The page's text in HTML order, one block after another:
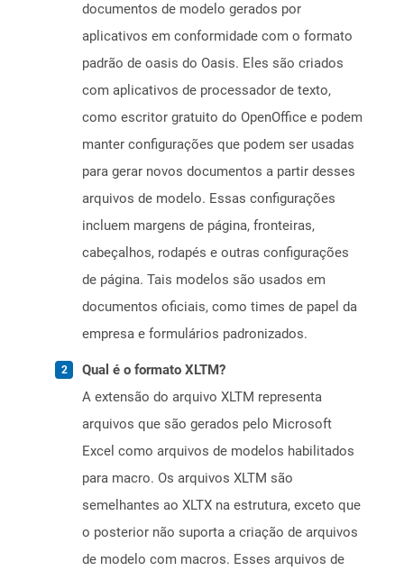
documentos de modelo gerados por
aplicativos em conformidade com o formato
padrão de oasis do Oasis. Eles são criados
com aplicativos de processador de texto,
como escritor gratuito do OpenOffice e podem
manter configurações que podem ser usadas
para gerar novos documentos a partir desses
arquivos de modelo. Essas configurações
incluem margens de página, fronteiras,
cabeçalhos, rodapés e outras configurações
de página. Tais modelos são usados ​​em
documentos oficiais, como times de papel da
empresa e formulários padronizados.
Qual é o formato XLTM?
A extensão do arquivo XLTM representa
arquivos que são gerados pelo Microsoft
Excel como arquivos de modelos habilitados
para macro. Os arquivos XLTM são
semelhantes ao XLTX na estrutura, exceto que
o posterior não suporta a criação de arquivos
de modelo com macros. Esses arquivos de